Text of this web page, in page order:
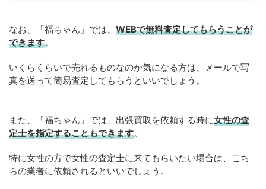
なお、「福ちゃん」では、 WEBで無料査定してもらうことが
できます。
いくらくらいで売れるものなのか気になる方は、メールで写
真を送って簡易査定してもらうといいでしょう。
また、「福ちゃん」では、出張買取を依頼する時に女性の査
定士を指定することもできます。
特に女性の方で女性の査定士に来てもらいたい場合は、こち
らの業者に依頼されるといいでしょう。